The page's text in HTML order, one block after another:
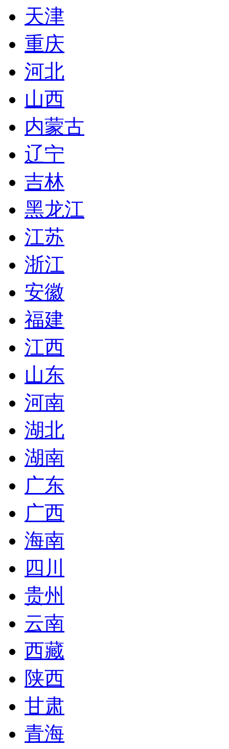
天津
重庆
河北
山西
内蒙古
辽宁
吉林
黑龙江
江苏
浙江
安徽
福建
江西
山东
河南
湖北
湖南
广东
广西
海南
四川
贵州
云南
西藏
陕西
甘肃
青海